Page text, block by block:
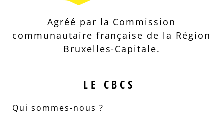
Agréé par la Commission
communautaire française de la Région
Bruxelles-Capitale.
LE CBCS
Qui sommes-nous ?